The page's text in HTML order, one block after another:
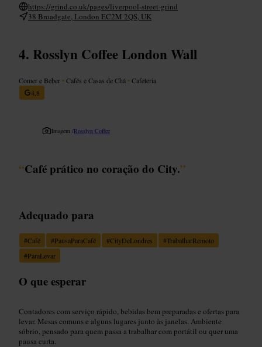
https://grind.co.uk/pages/liverpool-street-grind
38 Broadgate, London EC2M 2QS, UK
Rosslyn Coffee London Wall
Comer e Beber •Cafés e Casas de Chá •Cafeteria
4,8
Imagem /Rosslyn Coffee
“Café prático no coração do City.”
Adequado para
#Café #PausaParaCafé #CityDeLondres #TrabalharRemoto
#ParaLevar
O que esperar
Contadores com serviço rápido, bebidas bem preparadas e ofertas para
levar. Mesas comuns e alguns lugares junto às janelas. Ambiente
sóbrio, pensado para quem passa a trabalhar com portátil ou quer uma
pausa curta.